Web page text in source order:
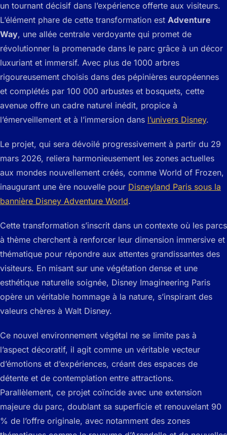
un tournant décisif dans l’expérience offerte aux visiteurs.
L’élément phare de cette transformation est Adventure
Way, une allée centrale verdoyante qui promet de
révolutionner la promenade dans le parc grâce à un décor
luxuriant et immersif. Avec plus de 1000 arbres
rigoureusement choisis dans des pépinières européennes
et complétés par 100 000 arbustes et bosquets, cette
avenue offre un cadre naturel inédit, propice à
l’émerveillement et à l’immersion dans l’univers Disney.
Le projet, qui sera dévoilé progressivement à partir du 29
mars 2026, reliera harmonieusement les zones actuelles
aux mondes nouvellement créés, comme World of Frozen,
inaugurant une ère nouvelle pour Disneyland Paris sous la
bannière Disney Adventure World.
Cette transformation s’inscrit dans un contexte où les parcs
à thème cherchent à renforcer leur dimension immersive et
thématique pour répondre aux attentes grandissantes des
visiteurs. En misant sur une végétation dense et une
esthétique naturelle soignée, Disney Imagineering Paris
opère un véritable hommage à la nature, s’inspirant des
valeurs chères à Walt Disney.
Ce nouvel environnement végétal ne se limite pas à
l’aspect décoratif, il agit comme un véritable vecteur
d’émotions et d’expériences, créant des espaces de
détente et de contemplation entre attractions.
Parallèlement, ce projet coïncide avec une extension
majeure du parc, doublant sa superficie et renouvelant 90
% de l’offre originale, avec notamment des zones